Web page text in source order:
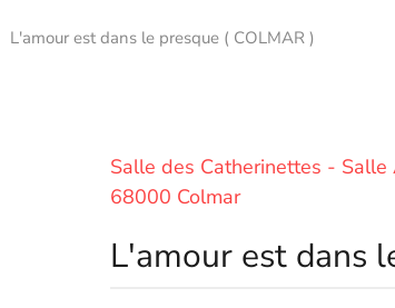
L'amour est dans le presque ( COLMAR )
Salle des Catherinettes -
68000 Colmar
L'amour est dans